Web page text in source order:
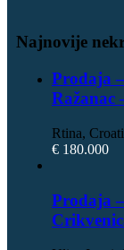
Najnovije
Prodaja
Ražanac
Rtina,
€ 180.000
Prodaja